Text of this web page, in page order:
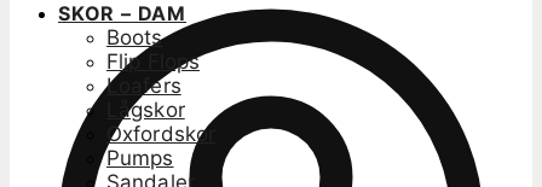
SKOR – DAM
Boots
Flip Flops
Loafers
Lågskor
Oxfordskor
Pumps
Sandaler